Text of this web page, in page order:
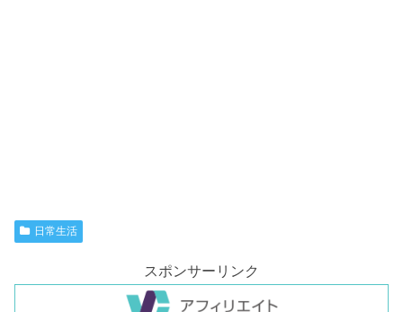
日常生活
スポンサーリンク